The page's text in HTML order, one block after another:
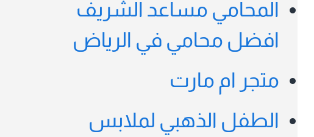
المحامي مساعد الشريف
افضل محامي في الرياض
متجر ام مارت
الطفل الذهبي لملابس